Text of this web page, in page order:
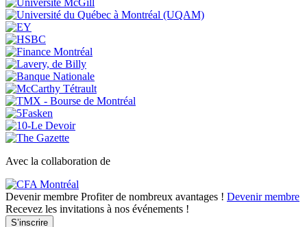
Avec la collaboration de
Devenir membre Profiter de nombreux avantages ! Devenir membre
Recevez les invitations à nos événements !
S’inscrire